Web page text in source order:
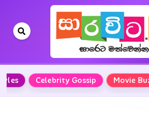
Celebrity Gossip Movie